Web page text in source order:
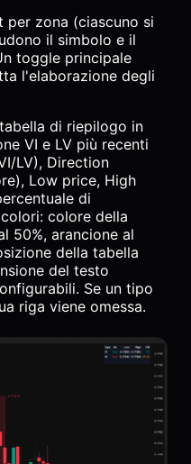
zona (ciascuno si
il simbolo e il
toggle principale
l'elaborazione degli
di riepilogo in
VI e LV più recenti
LV), Direction
Low price, High
di
colore della
50%, arancione al
della tabella
del testo
Se un tipo
riga viene omessa.